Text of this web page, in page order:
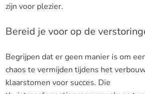
zijn voor plezier.
Bereid je voor op de
Begrijpen dat er geen manier is om
chaos te vermijden tijdens het
klaarstomen voor succes. Die